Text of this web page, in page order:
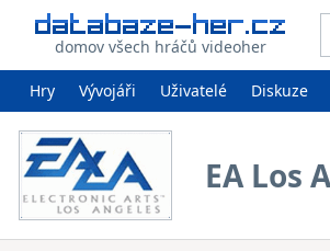
domov všech hráčů videoher
Hry Vývojáři Uživatelé Diskuze
EA Los